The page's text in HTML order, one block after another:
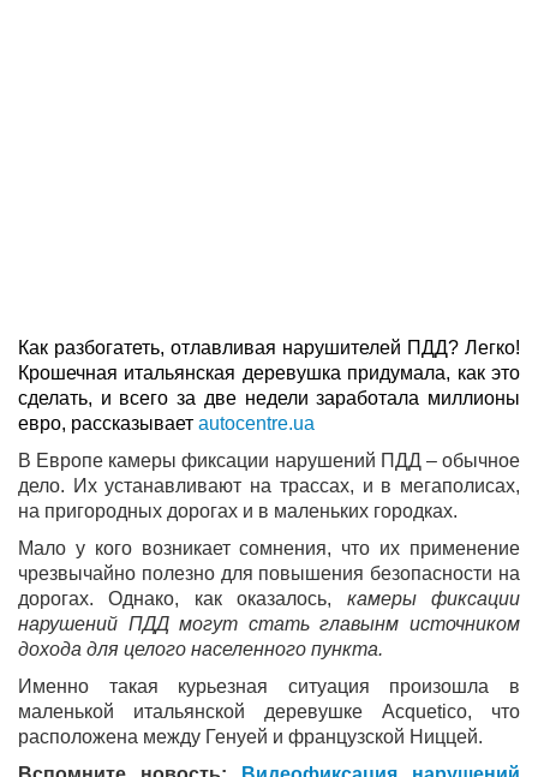
Как разбогатеть, отлавливая нарушителей ПДД? Легко!
Крошечная итальянская деревушка придумала, как это
сделать, и всего за две недели заработала миллионы
евро, рассказывает autocentre.ua
В Европе камеры фиксации нарушений ПДД – обычное
дело. Их устанавливают на трассах, и в мегаполисах,
на пригородных дорогах и в маленьких городках.
Мало у кого возникает сомнения, что их применение
чрезвычайно полезно для повышения безопасности на
дорогах. Однако, как оказалось, камеры фиксации
нарушений ПДД могут стать главынм источником
дохода для целого населенного пункта.
Именно такая курьезная ситуация произошла в
маленькой итальянской деревушке Acquetico, что
расположена между Генуей и французской Ниццей.